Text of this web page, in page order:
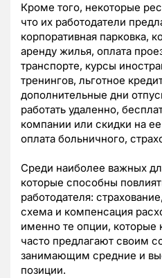
Кроме того, некоторые
что их работодатели
корпоративная парковка,
аренду жилья, оплата
транспорте, курсы
тренингов, льготное
дополнительные дни
работать удаленно,
компании или скидки на
оплата больничного,
Среди наиболее важных
которые способны
работодателя:
схема и компенсация
именно те опции, которые
часто предлагают своим
занимающим средние и
позиции.